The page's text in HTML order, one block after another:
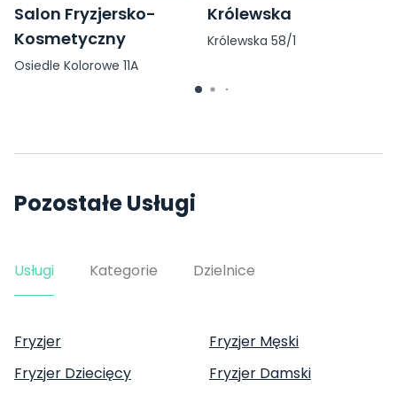
Salon Fryzjersko-
Kosmetyczny
Osiedle Kolorowe 11A
Królewska
Królewska 58/1
Pozostałe Usługi
Usługi Kategorie Dzielnice
Fryzjer
Fryzjer Męski
Fryzjer Dziecięcy
Fryzjer Damski